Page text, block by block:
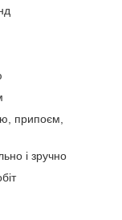
припоєм,
і зручно